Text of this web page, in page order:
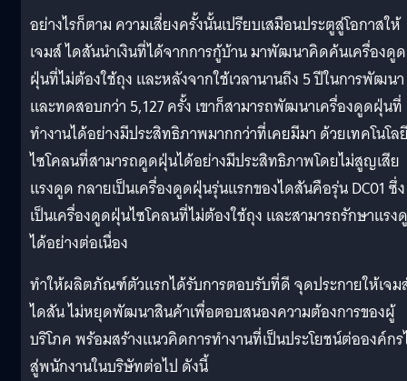
อย่างไรก็ตาม ความเสี่ยงครั้งนั้นเปรียบเสมือนประตูสู่โอกาสให้
เจมส์ ไดสันนำเงินที่ได้จากการกู้บ้าน มาพัฒนาคิดค้นเครื่องดูด
ฝุ่นที่ไม่ต้องใช้ถุง และหลังจากใช้เวลานานถึง 5 ปีในการพัฒนา
และทดสอบกว่า 5,127 ครั้ง เขาก็สามารถพัฒนาเครื่องดูดฝุ่นที่
ทำงานได้อย่างมีประสิทธิภาพมากกว่าที่เคยมีมา ด้วยเทคโนโล
ไซโคลนที่สามารถดูดฝุ่นได้อย่างมีประสิทธิภาพโดยไม่สูญเสีย
แรงดูด กลายเป็นเครื่องดูดฝุ่นรุ่นแรกของไดสันคือรุ่น DC01 ซึ่ง
เป็นเครื่องดูดฝุ่นไซโคลนที่ไม่ต้องใช้ถุง และสามารถรักษาแรง
ได้อย่างต่อเนื่อง
ทำให้ผลิตภัณฑ์ตัวแรกได้รับการตอบรับที่ดี จุดประกายให้เจม
ไดสัน ไม่หยุดพัฒนาสินค้าเพื่อตอบสนองความต้องการของผู้
บริโภค พร้อมสร้างแนวคิดการทำงานที่เป็นประโยชน์ต่อองค์กร
สู่พนักงานในบริษัทต่อไป ดังนี้